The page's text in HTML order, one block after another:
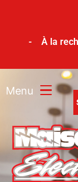
- À la
Menu